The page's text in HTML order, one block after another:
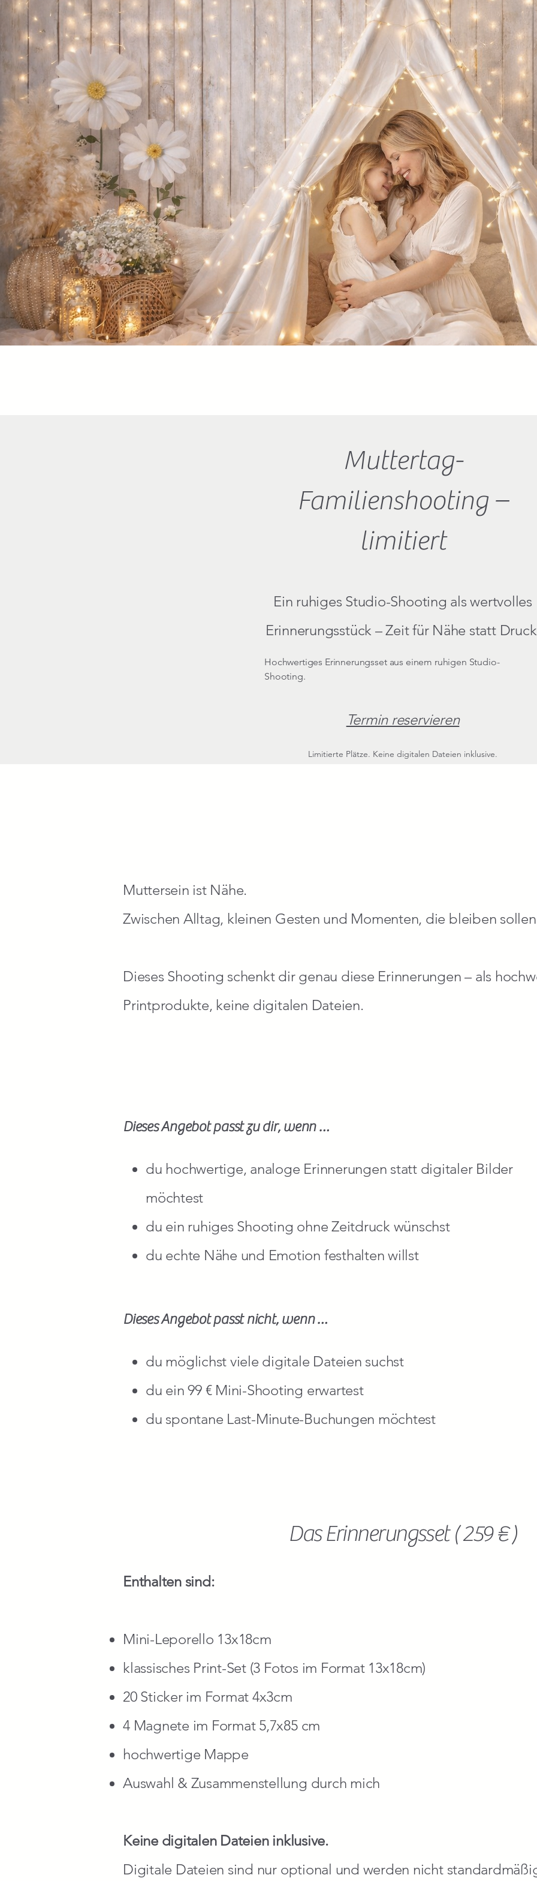
Muttertag-
Familienshooting –
limitiert
Ein ruhiges Studio-Shooting als wertvolles
Erinnerungsstück – Zeit für Nähe statt
Hochwertiges Erinnerungsset aus einem ruhigen Studio-
Shooting.
Termin reservieren
Limitierte Plätze. Keine digitalen Dateien inklusive.
Muttersein ist Nähe.
Zwischen Alltag, kleinen Gesten und Momenten, die bleiben
Dieses Shooting schenkt dir genau diese Erinnerungen – als
Printprodukte, keine digitalen Dateien.
Dieses Angebot passt zu dir, wenn …
du hochwertige, analoge Erinnerungen statt digitaler Bilder
möchtest
du ein ruhiges Shooting ohne Zeitdruck wünschst
du echte Nähe und Emotion festhalten willst
Dieses Angebot passt nicht, wenn …
du möglichst viele digitale Dateien suchst
du ein 99 € Mini-Shooting erwartest
du spontane Last-Minute-Buchungen möchtest
Das Erinnerungsset ( 259 € )
Enthalten sind:
Mini-Leporello 13x18cm
klassisches Print-Set (3 Fotos im Format 13x18cm)
20 Sticker im Format 4x3cm
4 Magnete im Format 5,7x85 cm
hochwertige Mappe
Auswahl & Zusammenstellung durch mich
Keine digitalen Dateien inklusive.
Digitale Dateien sind nur optional und werden nicht